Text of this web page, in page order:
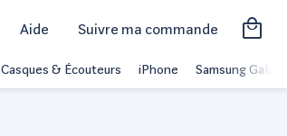
Aide Suivre ma commande
Casques & Écouteurs iPhone Samsung Galaxy